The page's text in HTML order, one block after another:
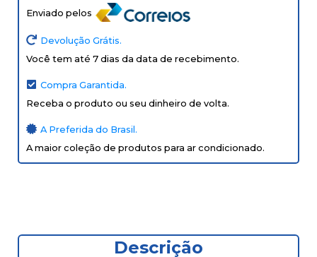
Enviado pelos
Devolução Grátis.
Você tem até 7 dias da data de recebimento.
Compra Garantida.
Receba o produto ou seu dinheiro de volta.
A Preferida do Brasil.
A maior coleção de produtos para ar condicionado.
Descrição